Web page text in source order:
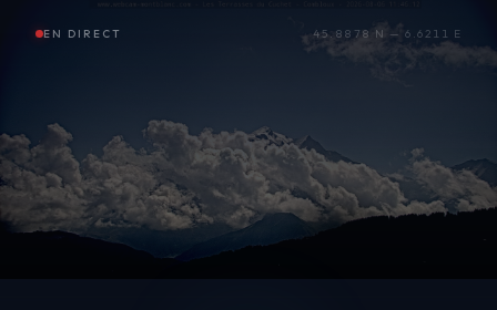
EN DIRECT 45.8878 N — 6.6211 E